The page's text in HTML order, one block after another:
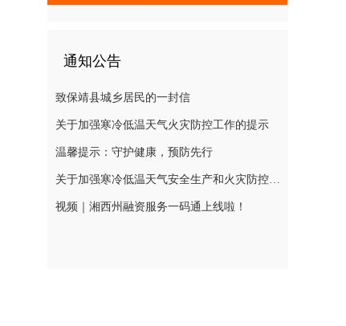
通知公告
致保靖县城乡居民的一封信
关于加强寒冷低温天气火灾防控工作的提示
温馨提示：守护健康，预防先行
关于加强寒冷低温天气安全生产和火灾防控工作的提示
视频｜湘西州融资服务一码通上线啦！